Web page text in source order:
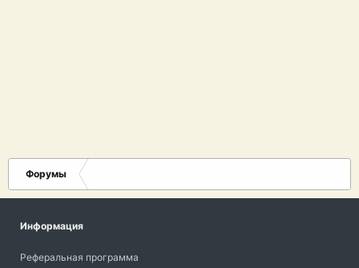
Форумы
Информация
Реферальная программа